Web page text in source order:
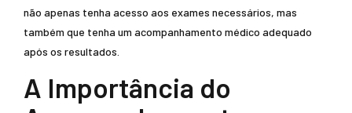
não apenas tenha acesso aos exames necessários, mas
também que tenha um acompanhamento médico adequado
após os resultados.
A Importância do